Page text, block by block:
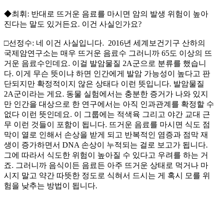
◆최휘: 반대로 뜨거운 음료를 마시면 암의 발생 위험이 높아
진다는 말도 있거든요. 이건 사실인가요?
□선정수: 네 이건 사실입니다. 2016년 세계보건기구 산하의
국제암연구소는 매우 뜨거운 음료수 그러니까 65도 이상의 뜨
거운 음료수인데요. 이걸 발암물질 2A군으로 분류를 했습니
다. 이게 무슨 뜻이냐 하면 인간에게 발암 가능성이 높다고 판
단되지만 확정적이지 않은 상태다 이런 뜻입니다. 발암물질
2A군이라는 게요. 동물 실험에서는 충분한 증거가 나와 있지
만 인간을 대상으로 한 연구에서는 아직 인과관계를 확정할 수
없다 이런 뜻인데요. 이 그룹에는 적색육 그리고 야간 교대 근
무 이런 것들이 포함이 됩니다. 뜨거운 음료를 마시면 식도 점
막이 열로 인해서 손상을 받게 되고 반복적인 염증과 점막 재
생이 증가하면서 DNA 손상이 누적되는 걸로 보고가 됩니다.
그에 따라서 식도한 위험이 높아질 수 있다고 우려를 하는 거
죠. 그러니까 음식이든 음료든 아주 뜨거운 상태로 먹거나 마
시지 말고 약간 따뜻한 정도로 식혀서 드시는 게 혹시 모를 위
험을 낮추는 방법이 됩니다.